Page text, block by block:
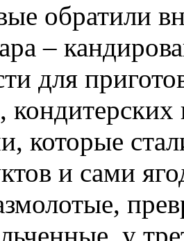
обратили
–
для
которые
и сами
у